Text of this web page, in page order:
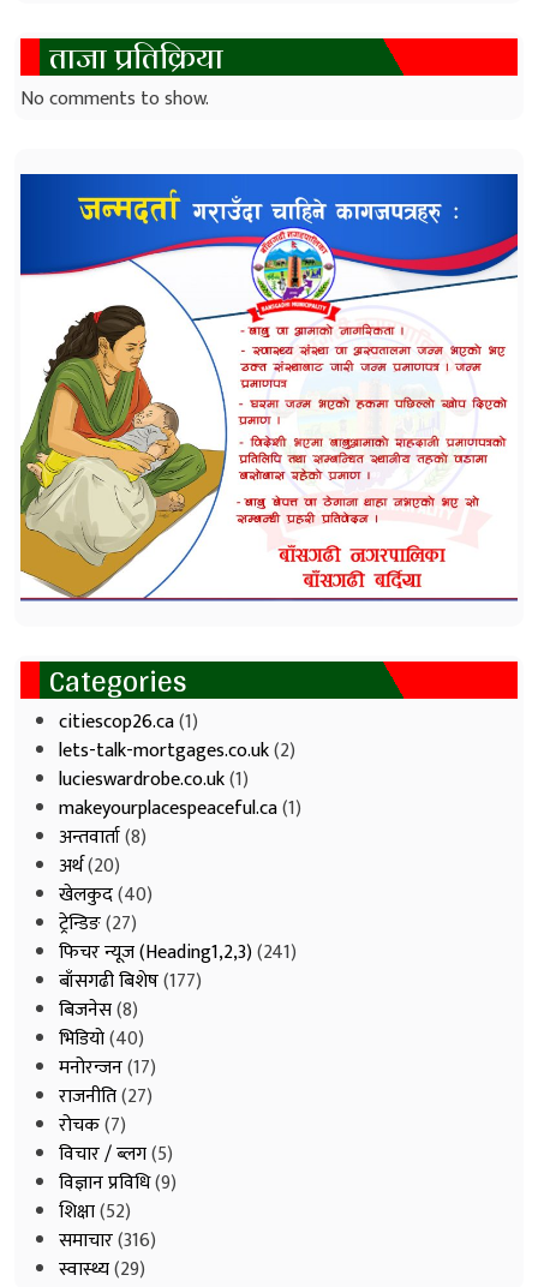
ताजा प्रतिक्रिया
No comments to show.
Categories
citiescop26.ca(1)
lets-talk-mortgages.co.uk(2)
lucieswardrobe.co.uk(1)
makeyourplacespeaceful.ca(1)
अन्तवार्ता(8)
अर्थ(20)
खेलकुद(40)
ट्रेन्डिङ(27)
फिचर न्यूज (Heading1,2,3)(241)
बाँसगढी बिशेष(177)
बिजनेस(8)
भिडियाे(40)
मनोरन्जन(17)
राजनीति(27)
रोचक(7)
विचार / ब्लग(5)
विज्ञान प्रविधि(9)
शिक्षा(52)
समाचार(316)
स्वास्थ्य(29)